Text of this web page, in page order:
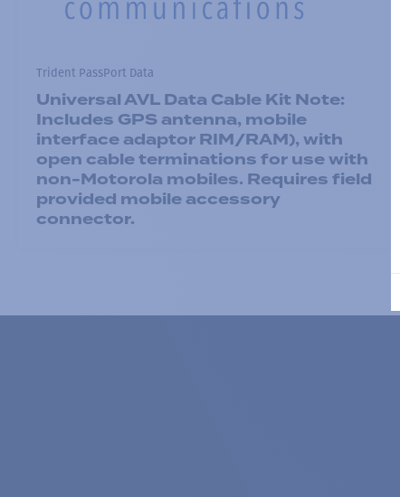
Trident PassPort Data
Universal AVL Data Cable Kit Note:
Includes GPS antenna, mobile
interface adaptor RIM/RAM), with
open cable terminations for use with
non-Motorola mobiles. Requires field
provided mobile accessory
connector.